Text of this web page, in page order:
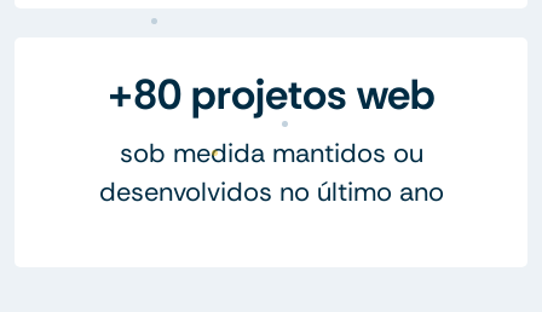
+80 projetos web
sob medida mantidos ou
desenvolvidos no último ano